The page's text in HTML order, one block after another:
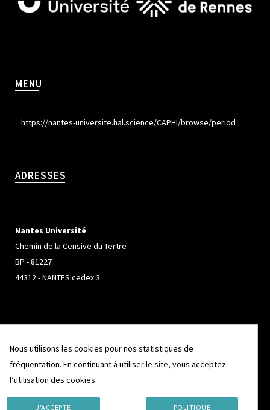
MENU
https://nantes-universite.hal.science/CAPHI/browse/period
ADRESSES
Nantes Université
Chemin de la Censive du Tertre
BP - 81227
44312 - NANTES cedex 3
Campus de Beaulieu
263 Avenue Général Leclerc
CS 74205
35042 - RENNES cedex
Nous utilisons les cookies pour nos statistiques de
fréquentation. En continuant à utiliser le site, vous acceptez
l’utilisation des cookies
J'ACCEPTE POLITIQUE